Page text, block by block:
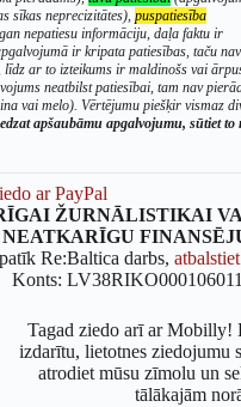
sīkas neprecizitātes), puspatiesība
nepatiesu informāciju, daļa faktu ir
ir kripata patiesības, taču
līdz ar to izteikums ir maldinošs vai
neatbilst patiesībai, tam nav
vai melo). Vērtējumu piešķir vismaz
apšaubāmu apgalvojumu, sūtiet to
ar PayPal
ŽURNĀLISTIKAI
NEATKARĪGU
Re:Baltica darbs,
Konts:
Tagad ziedo arī ar Mobilly!
izdarītu, lietotnes ziedojumu
atrodiet mūsu zīmolu un
tālākajām